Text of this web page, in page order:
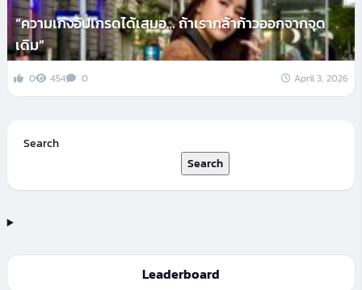
“ความเก่งอัปเกรดได้เสมอ… ถ้าเรากล้าก้าวออกจากจุด
เดิม”
0 454 0 April 3, 2026
Search
Search
Leaderboard